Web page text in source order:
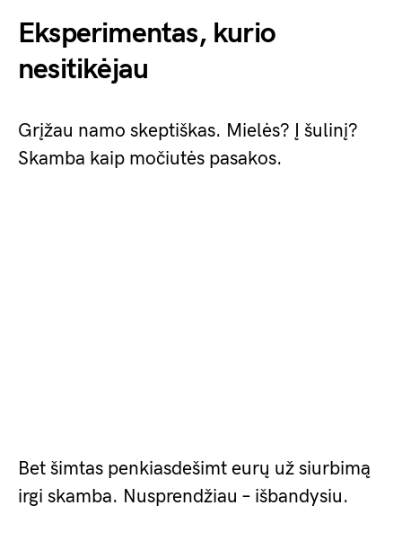
Eksperimentas, kurio
nesitikėjau
Grįžau namo skeptiškas. Mielės? Į šulinį?
Skamba kaip močiutės pasakos.
Bet šimtas penkiasdešimt eurų už siurbimą
irgi skamba. Nusprendžiau – išbandysiu.